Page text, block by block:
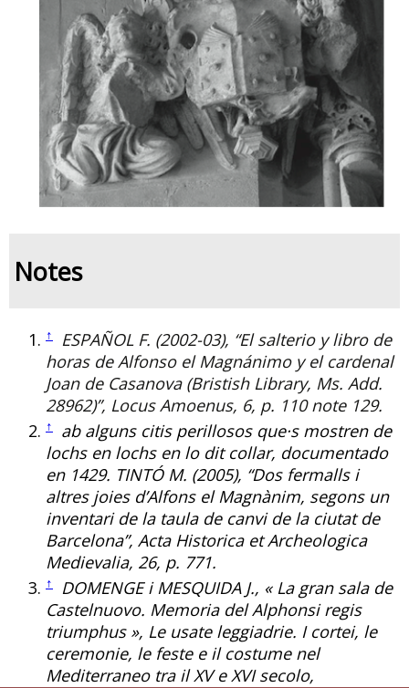
Notes
↑ ESPAÑOL F. (2002-03), “El salterio y libro de
horas de Alfonso el Magnánimo y el cardenal
Joan de Casanova (Bristish Library, Ms. Add.
28962)”, Locus Amoenus, 6, p. 110 note 129.
↑ ab alguns citis perillosos que·s mostren de
lochs en lochs en lo dit collar, documentado
en 1429. TINTÓM. (2005), “Dos fermalls i
altres joies d’Alfons el Magnànim, segons un
inventari de la taula de canvi de la ciutat de
Barcelona”, Acta Historica et Archeologica
Medievalia, 26, p. 771.
↑ DOMENGE i MESQUIDA J., « La gran sala de
Castelnuovo. Memoria del Alphonsi regis
triumphus », Le usate leggiadrie. I cortei, le
ceremonie, le feste e il costume nel
Mediterraneo tra il XV e XVI secolo,